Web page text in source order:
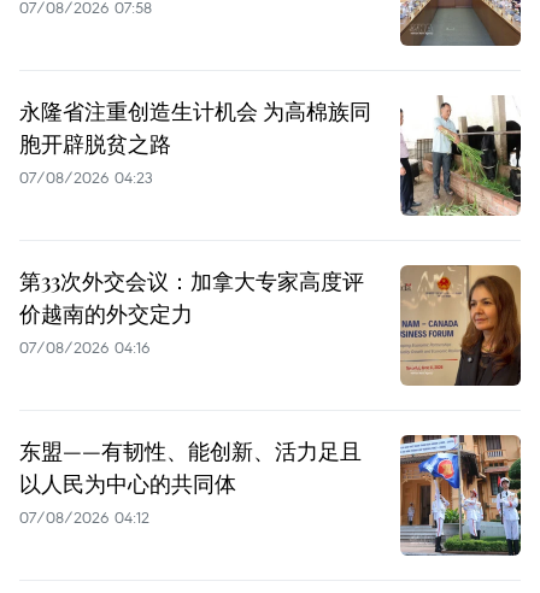
07/08/2026 07:58
永隆省注重创造生计机会 为高棉族同
胞开辟脱贫之路
07/08/2026 04:23
第33次外交会议：加拿大专家高度评
价越南的外交定力
07/08/2026 04:16
东盟——有韧性、能创新、活力足且
以人民为中心的共同体
07/08/2026 04:12